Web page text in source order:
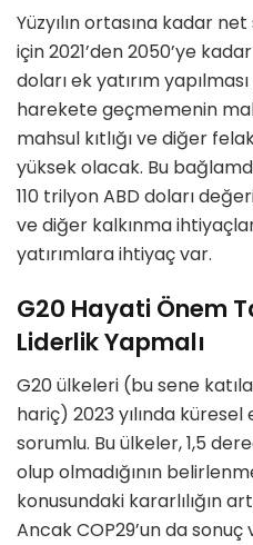
Yüzyılın ortasına kadar
için 2021’den 2050’ye
doları ek yatırım
harekete geçmemenin
mahsul kıtlığı ve diğer
yüksek olacak. Bu
110 trilyon ABD doları
ve diğer kalkınma
yatırımlara ihtiyaç var.
G20 Hayati Önem
Liderlik Yapmalı
G20 ülkeleri (bu sene
hariç) 2023 yılında küresel
sorumlu. Bu ülkeler, 1,5
olup olmadığının
konusundaki kararlılığın
Ancak COP29’un da